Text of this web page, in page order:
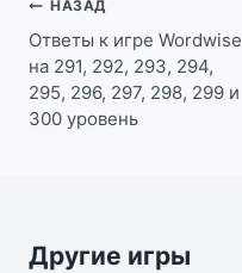
Навигация
по
записям
НАЗАД
Ответы к игре Wordwise
на 291, 292, 293, 294,
295, 296, 297, 298, 299 и
300 уровень
Другие игры